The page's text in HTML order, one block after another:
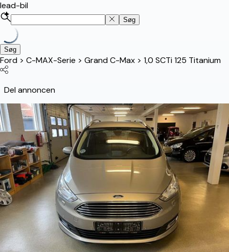
lead-bil
Søg
Søg
Ford > C-MAX-Serie > Grand C-Max > 1,0 SCTi 125 Titanium
Del annoncen